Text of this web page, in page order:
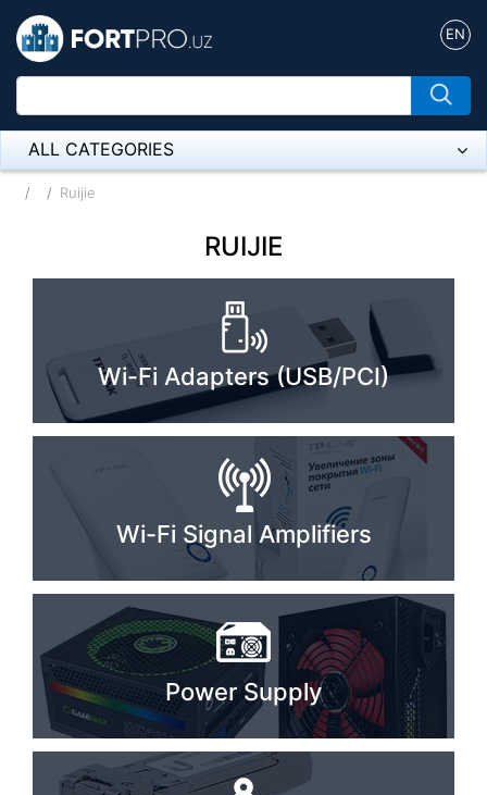
EN
ALL CATEGORIES
Микрофон
Оборудование Mikrotik
Спикерфон
ADSL, Wan / Lan Routers, Wi-Fi
UPS Uninterruptible Power Supply
Headphones
Mouses and keybords
Cooling systems
Server equipment
Ruijie
RUIJIE
Wi-Fi Adapters (USB/PCI)
Wi-Fi Signal Amplifiers
Power Supply